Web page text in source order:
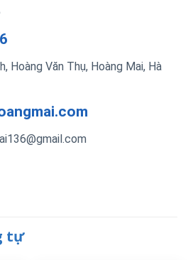
Hoàng Văn Thụ, Hoàng Mai, Hà
tự